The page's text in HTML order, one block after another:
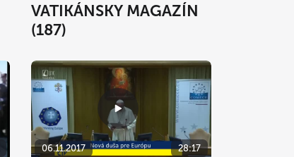
VATIKÁNSKY MAGAZÍN
(187)
06.11.2017 28:17